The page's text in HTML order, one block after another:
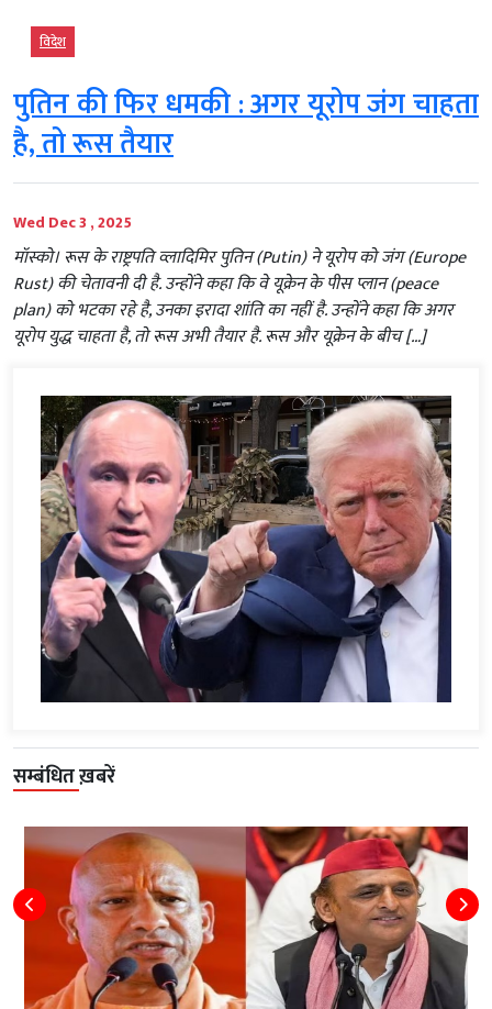
विदेश
पुतिन की फिर धमकी : अगर यूरोप जंग चाहता
है, तो रूस तैयार
Wed Dec 3 , 2025
मॉस्‍को। रूस के राष्ट्रपति व्लादिमिर पुतिन (Putin) ने यूरोप को जंग (Europe
Rust) की चेतावनी दी है. उन्होंने कहा कि वे यूक्रेन के पीस प्लान (peace
plan) को भटका रहे है, उनका इरादा शांति का नहीं है. उन्होंने कहा कि अगर
यूरोप युद्ध चाहता है, तो रूस अभी तैयार है. रूस और यूक्रेन के बीच […]
सम्बंधित ख़बरें